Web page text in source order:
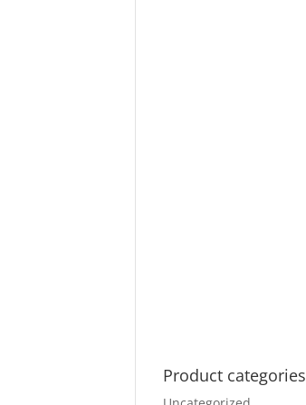
Product categories